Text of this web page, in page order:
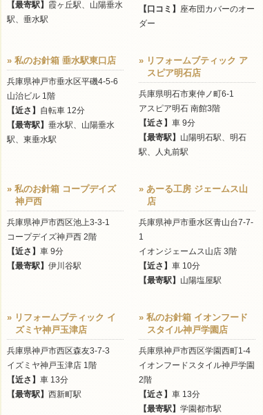
【最寄駅】 霞ヶ丘駅、山陽垂水
駅、垂水駅
【口コミ】 座布団カバーのオー
ダー
» 私のお針箱 垂水駅東口店
兵庫県神戸市垂水区平磯4-5-6
山治ビル 1階
【近さ】 自転車 12分
【最寄駅】 垂水駅、山陽垂水
駅、東垂水駅
» リフォームブティック ア
スピア明石店
兵庫県明石市東仲ノ町6-1
アスピア明石 南館3階
【近さ】 車 9分
【最寄駅】 山陽明石駅、明石
駅、人丸前駅
» 私のお針箱 コープデイズ
神戸西
兵庫県神戸市西区池上3-3-1
コープデイズ神戸西 2階
【近さ】 車 9分
【最寄駅】 伊川谷駅
» あーる工房 ジェームス山
店
兵庫県神戸市垂水区青山台7-7-
1
イオンジェームス山店 3階
【近さ】 車 10分
【最寄駅】 山陽塩屋駅
» リフォームブティック イ
ズミヤ神戸玉津店
兵庫県神戸市西区森友3-7-3
イズミヤ神戸玉津店 1階
【近さ】 車 13分
【最寄駅】 西新町駅
» 私のお針箱 イオンフード
スタイル神戸学園店
兵庫県神戸市西区学園西町1-4
イオンフードスタイル神戸学園
2階
【近さ】 車 13分
【最寄駅】 学園都市駅